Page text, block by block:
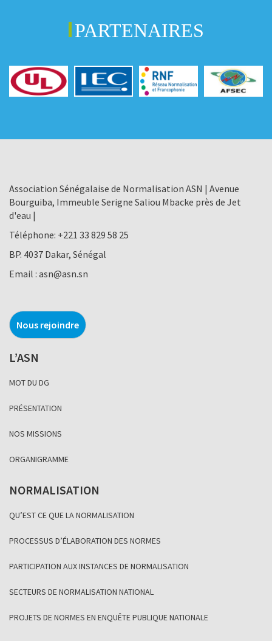
PARTENAIRES
Association Sénégalaise de Normalisation ASN | Avenue
Bourguiba, Immeuble Serigne Saliou Mbacke près de Jet
d'eau |
Téléphone: +221 33 829 58 25
BP. 4037 Dakar, Sénégal
Email : asn@asn.sn
Nous rejoindre
L’ASN
MOT DU DG
PRÉSENTATION
NOS MISSIONS
ORGANIGRAMME
NORMALISATION
QU’EST CE QUE LA NORMALISATION
PROCESSUS D’ÉLABORATION DES NORMES
PARTICIPATION AUX INSTANCES DE NORMALISATION
SECTEURS DE NORMALISATION NATIONAL
PROJETS DE NORMES EN ENQUÊTE PUBLIQUE NATIONALE